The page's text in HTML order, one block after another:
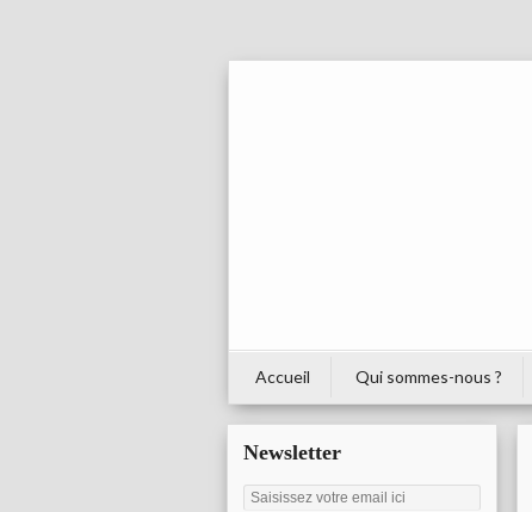
Accueil Qui sommes-nous ?
Newsletter